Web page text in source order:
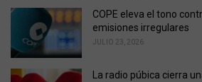
COPE eleva el tono
emisiones irregulares
JULIO 23, 2026
La radio púbica cierra